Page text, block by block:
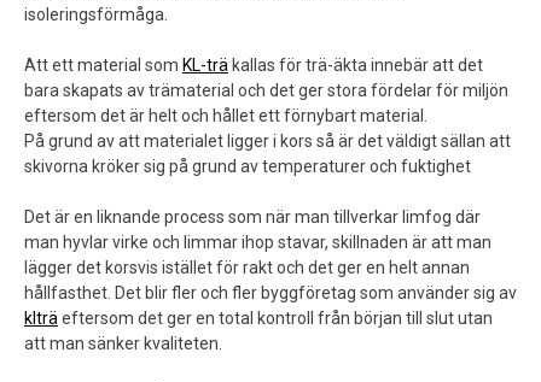
isoleringsförmåga.
Att ett material som KL-trä kallas för trä-äkta innebär att det
bara skapats av trämaterial och det ger stora fördelar för miljön
eftersom det är helt och hållet ett förnybart material.
På grund av att materialet ligger i kors så är det väldigt sällan att
skivorna kröker sig på grund av temperaturer och fuktighet
Det är en liknande process som när man tillverkar limfog där
man hyvlar virke och limmar ihop stavar, skillnaden är att man
lägger det korsvis istället för rakt och det ger en helt annan
hållfasthet. Det blir fler och fler byggföretag som använder sig av
klträ eftersom det ger en total kontroll från början till slut utan
att man sänker kvaliteten.